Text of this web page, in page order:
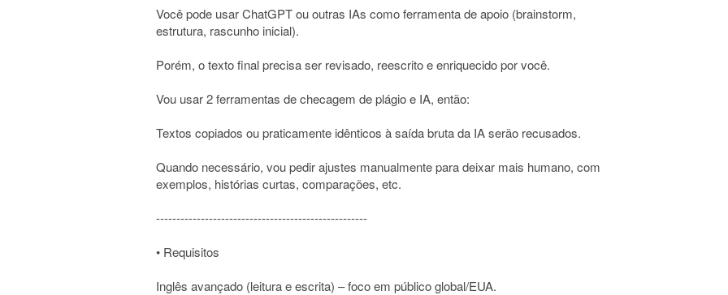
Você pode usar ChatGPT ou outras IAs como ferramenta de apoio (brainstorm,
estrutura, rascunho inicial).
Porém, o texto final precisa ser revisado, reescrito e enriquecido por você.
Vou usar 2 ferramentas de checagem de plágio e IA, então:
Textos copiados ou praticamente idênticos à saída bruta da IA serão recusados.
Quando necessário, vou pedir ajustes manualmente para deixar mais humano, com
exemplos, histórias curtas, comparações, etc.
----------------------------------------------------
• Requisitos
Inglês avançado (leitura e escrita) – foco em público global/EUA.